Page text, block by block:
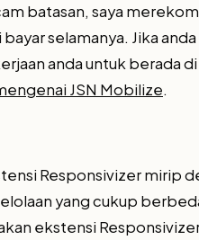
batasan, saya
bayar selamanya. Jika
anda untuk berada
JSN Mobilize.
Responsivizer mirip
yang cukup
ekstensi